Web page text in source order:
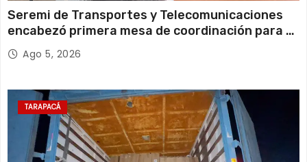
Seremi de Transportes y Telecomunicaciones
encabezó primera mesa de coordinación para el
retiro de cables en desuso en Iquique
Ago 5, 2026
TARAPACÁ